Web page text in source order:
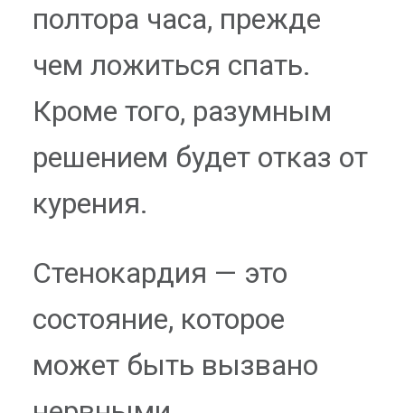
полтора часа, прежде
чем ложиться спать.
Кроме того, разумным
решением будет отказ от
курения.
Стенокардия — это
состояние, которое
может быть вызвано